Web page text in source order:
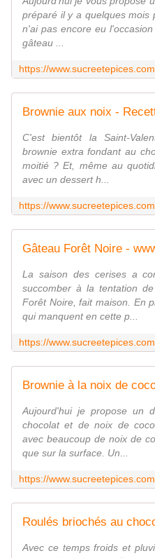
préparé il y a quelques mois
n'ai pas encore eu
gâteau ...
C'est bientôt la Saint-
brownie extra fondant au
moitié ? Et, même au
avec un dessert h...
Gâteau Forêt Noire -
La saison des cerises a
succomber à la tentation
Forêt Noire, fait maison. En
qui manquent en cette p...
Aujourd'hui je propose un
chocolat et de noix de
avec beaucoup de noix de
que sur la surface. Un...
Avec ce temps froids et